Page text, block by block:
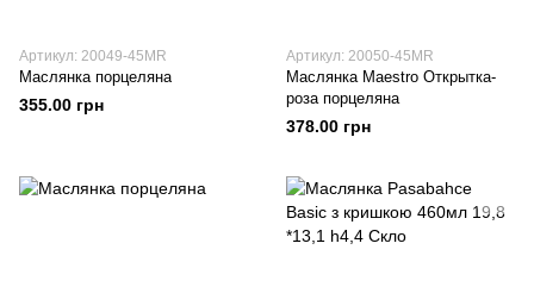
Артикул: 20049-45MR
Маслянка порцеляна
355.00 грн
Артикул: 20050-45MR
Маслянка Maestro Открытка-
роза порцеляна
378.00 грн